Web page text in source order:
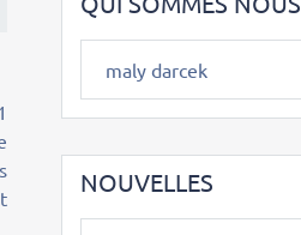
maly darcek
NOUVELLES